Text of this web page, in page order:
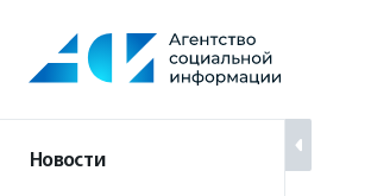
содержанию
Новости